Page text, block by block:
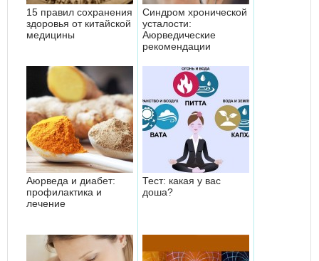
15 правил сохранения
здоровья от китайской
медицины
Синдром хронической
усталости:
Аюрведические
рекомендации
Аюрведа и диабет:
профилактика и
лечение
Тест: какая у вас
доша?